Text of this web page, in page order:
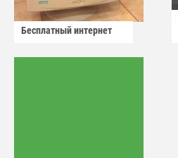
Бесплатный интернет